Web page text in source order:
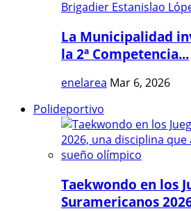
La Municipalidad
la 2ª Competencia...
enelarea Mar 6, 2026
Polideportivo
Taekwondo en los
Suramericanos